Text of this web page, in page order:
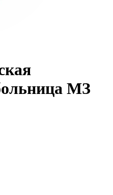
МЗ